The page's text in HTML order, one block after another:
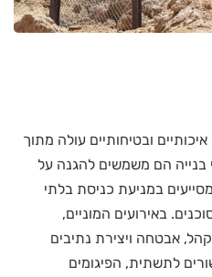
ובטיחותיים עולה מתוך
בנייה הם משמשים להגנה על
במניעת כניסת בלתי
באירועים המוניים,
קהל, אבטחה ויצירת נתיבים
לתשתית, הפיגומים